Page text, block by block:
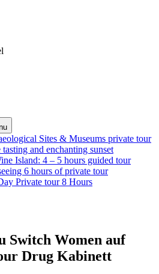
Sites & Museums private tour
and enchanting sunset
Island: 4 – 5 hours guided tour
6 hours of private tour
Private tour 8 Hours
Switch Women auf
Drug Kabinett